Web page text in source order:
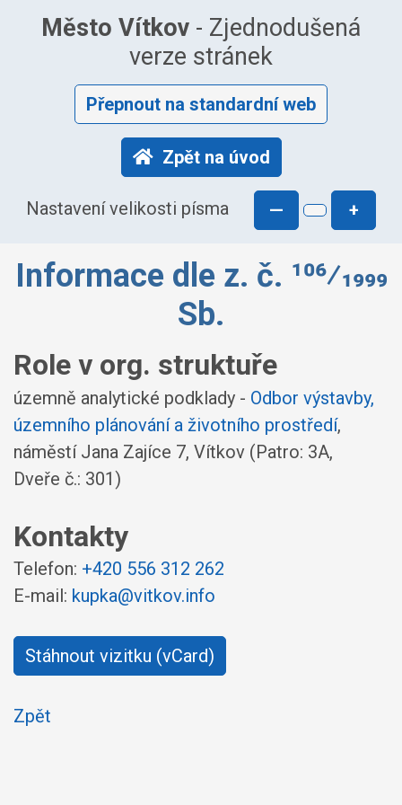
Město Vítkov - Zjednodušená
verze stránek
Přepnout na standardní web
Zpět na úvod
Nastavení velikosti písma — +
Informace dle z. č. 106⁄1999
Sb.
Role v org. struktuře
územně analytické podklady - Odbor výstavby,
územního plánování a životního prostředí,
náměstí Jana Zajíce 7, Vítkov (Patro: 3A,
Dveře č.: 301)
Kontakty
Telefon: +420 556 312 262
E-mail: kupka@vitkov.info
Stáhnout vizitku (vCard)
Zpět